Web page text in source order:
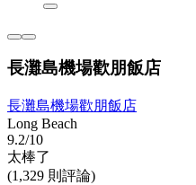
長灘島機場歡朋飯店
長灘島機場歡朋飯店
Long Beach
9.2/10
太棒了
(1,329 則評論)